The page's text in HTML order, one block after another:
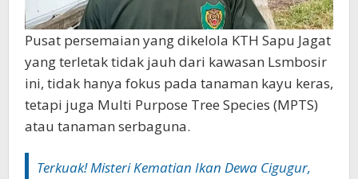
Pusat persemaian yang dikelola KTH Sapu Jagat
yang terletak tidak jauh dari kawasan Lsmbosir
ini, tidak hanya fokus pada tanaman kayu keras,
tetapi juga Multi Purpose Tree Species (MPTS)
atau tanaman serbaguna.
‎Terkuak! Misteri Kematian Ikan Dewa Cigugur,